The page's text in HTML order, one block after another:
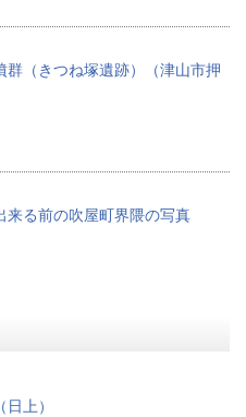
群（きつね塚遺跡）（津山市押
来る前の吹屋町界隈の写真
上）